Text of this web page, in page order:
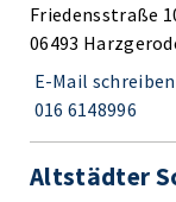
Friedensstraße
06493
E-Mail schreiben
016 6148996
Altstädter